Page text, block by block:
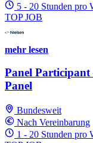
5 - 20 Stunden pro
TOP JOB
mehr lesen
Panel
Panel
Bundesweit
Nach Vereinbarung
1 - 20 Stunden pro